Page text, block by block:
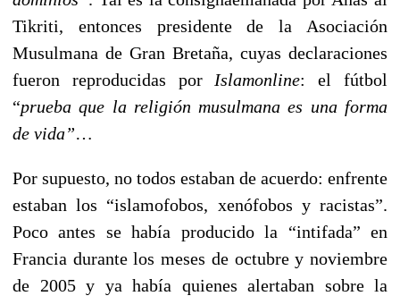
Tikriti, entonces presidente de la Asociación
Musulmana de Gran Bretaña, cuyas declaraciones
fueron reproducidas por Islamonline: el fútbol
“prueba que la religión musulmana es una forma
de vida”…
Por supuesto, no todos estaban de acuerdo: enfrente
estaban los “islamofobos, xenófobos y racistas”.
Poco antes se había producido la “intifada” en
Francia durante los meses de octubre y noviembre
de 2005 y ya había quienes alertaban sobre la